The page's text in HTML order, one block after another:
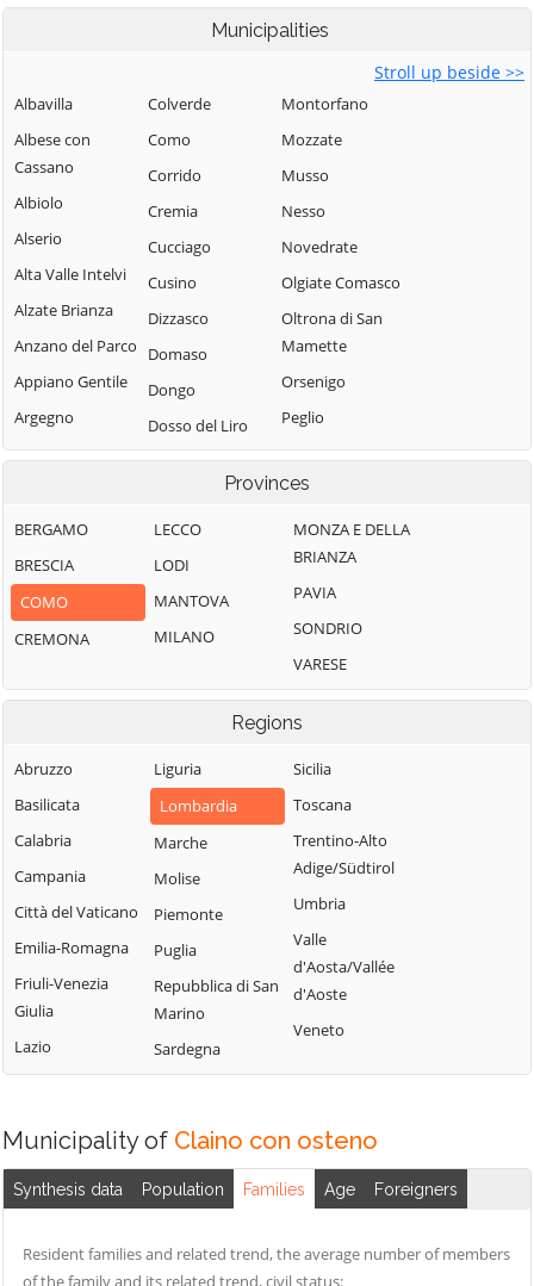
Municipalities
Stroll up beside >>
Albavilla
Albese con
Cassano
Albiolo
Alserio
Alta Valle Intelvi
Alzate Brianza
Anzano del Parco
Appiano Gentile
Argegno
Arosio
Barni
Bellagio
Bene Lario
Beregazzo con
Binago
Blessagno
Blevio
Bregnano
Brenna
Brienno
Brunate
Bulgarograsso
Cabiate
Cadorago
Canzo
Intimiano
Colverde
Como
Corrido
Cremia
Cucciago
Cusino
Dizzasco
Domaso
Dongo
Dosso del Liro
Erba
Faggeto Lario
Faloppio
Fenegrò
Figino Serenza
Grandate
Grandola ed Uniti
Gravedona ed
Uniti
Griante
Guanzate
Inverigo
Laglio
Laino
Lasnigo
Lezzeno
Limido Comasco
Livo
Montorfano
Mozzate
Musso
Nesso
Novedrate
Olgiate Comasco
Oltrona di San
Mamette
Orsenigo
Peglio
Pianello del Lario
Pigra
Plesio
Pognana Lario
Ponna
Ponte Lambro
Porlezza
Proserpio
Rezzago
Rodero
Rovellasca
Rovello Porro
San Nazzaro Val
San Siro
Schignano
Senna Comasco
Solbiate con
Cagno
Provinces
BERGAMO
BRESCIA
COMO
CREMONA
LECCO
LODI
MANTOVA
MILANO
MONZA E DELLA
BRIANZA
PAVIA
SONDRIO
VARESE
Regions
Abruzzo
Basilicata
Calabria
Campania
Città del Vaticano
Emilia-Romagna
Friuli-Venezia
Giulia
Lazio
Liguria
Lombardia
Marche
Molise
Piemonte
Puglia
Repubblica di San
Marino
Sardegna
Sicilia
Toscana
Trentino-Alto
Adige/Südtirol
Umbria
Valle
d'Aosta/Vallée
d'Aoste
Veneto
Municipality of Claino con osteno
Synthesis data Population Families Age Foreigners
Resident families and related trend, the average number of members
of the family and its related trend, civil status: